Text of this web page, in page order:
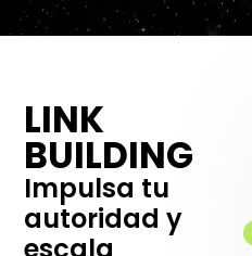
LINK
BUILDING
Impulsa tu
autoridad y
escala